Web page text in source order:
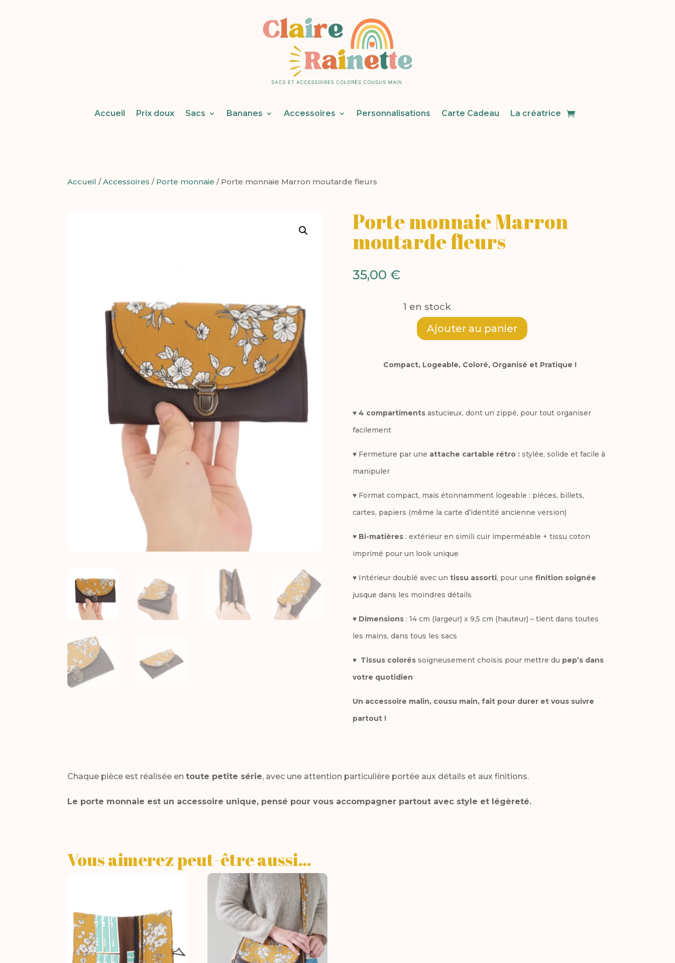
Accueil Prix doux Sacs Bananes Accessoires Personnalisations Carte Cadeau La créatrice
Accueil /Accessoires / Porte monnaie / Porte monnaie Marron moutarde fleurs
Porte monnaie Marron
moutarde fleurs
35,00 €
1 en stock
quantité
Porte
Ajouter au panier
t
n
t
Compact, Logeable, Coloré, Organisé et Pratique !
♥ 4 compartimentsastucieux, dont un zippé, pour tout organiser
facilement
♥ Fermeture par une attache cartable rétro : stylée, solide et facile à
manipuler
♥ Format compact, mais étonnamment logeable : pièces, billets,
cartes, papiers (même la carte d’identité ancienne version)
♥ Bi-matières: extérieur en simili cuir imperméable + tissu coton
imprimé pour un look unique
♥ Intérieur doublé avec un tissu assorti, pour une finition soignée
jusque dans les moindres détails
♥ Dimensions: 14 cm (largeur) x 9,5 cm (hauteur) – tient dans toutes
les mains, dans tous les sacs
♥ Tissus coloréssoigneusement choisis pour mettre du pep’s dans
votre quotidien
Un accessoire malin, cousu main, fait pour durer et vous suivre
partout !
Chaque pièce est réalisée entoute petite série, avec une attention particulière portée aux détails et aux finitions.
Le porte monnaie est un accessoire unique, pensé pour vous accompagner partout avec style et légèreté.
Vous aimerez peut-être aussi…